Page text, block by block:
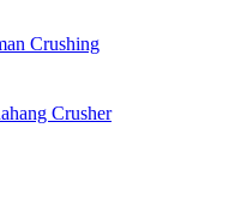
Crushing
Crusher